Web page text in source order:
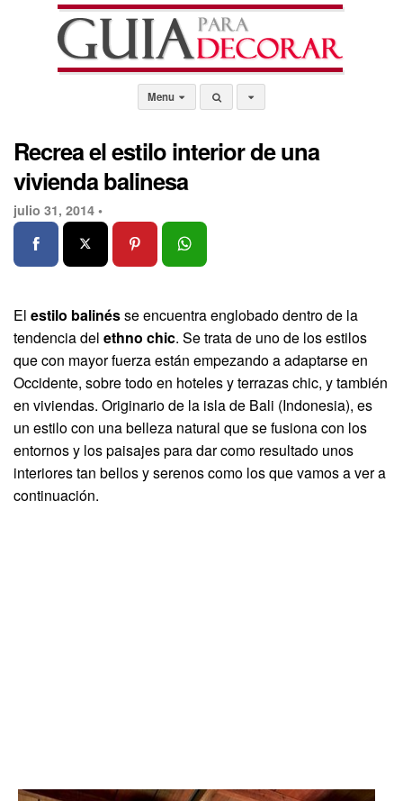
Menu
Recrea el estilo interior de una
vivienda balinesa
julio 31, 2014 •
El estilo balinésse encuentra englobado dentro de la
tendencia del ethno chic. Se trata de uno de los estilos
que con mayor fuerza están empezando a adaptarse en
Occidente, sobre todo en hoteles y terrazas chic, y también
en viviendas. Originario de la isla de Bali (Indonesia), es
un estilo con una belleza natural que se fusiona con los
entornos y los paisajes para dar como resultado unos
interiores tan bellos y serenos como los que vamos a ver a
continuación.